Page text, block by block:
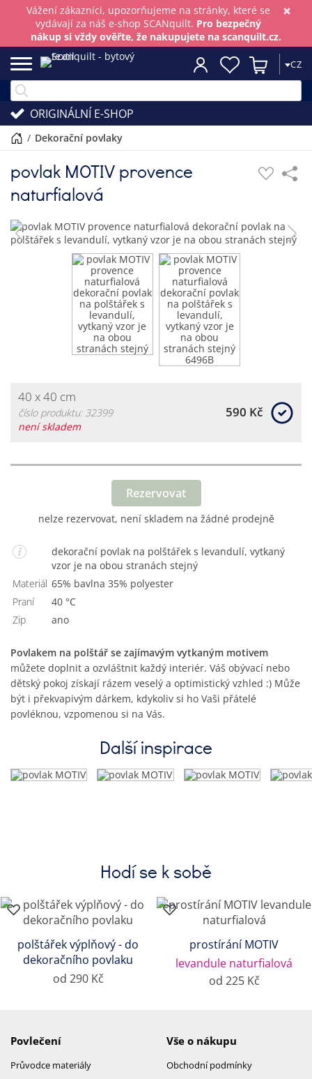
×
Vážení zákazníci, upozorňujeme na stránky, které se
vydávají za náš e-shop SCANquilt. Pro bezpečný
nákup si vždy ověřte, že nakupujete na scanquilt.cz.
CZ
ORIGINÁLNÍ E-SHOP
/ dekorační povlaky
povlak MOTIV provence
naturfialová
40 x 40 cm
číslo produktu: 32399
není skladem
590 Kč
Rezervovat
nelze rezervovat, není skladem na žádné prodejně
dekorační povlak na polštářek s levandulí, vytkaný
vzor je na obou stranách stejný
Materiál
65% bavlna 35% polyester
Praní
40 °C
Zip
Ano
Povlakem na polštář se zajímavým vytkaným motivem
můžete doplnit a ozvláštnit každý interiér. Váš obývací nebo
dětský pokoj získají rázem veselý a optimistický vzhled :) Může
být i překvapivým dárkem, kdykoliv si ho Vaši přátelé
povléknou, vzpomenou si na Vás.
Další inspirace
Hodí se k sobě
polštářek výplňový - do
dekoračního povlaku
od 290 Kč
prostírání MOTIV
levandule naturfialová
od 225 Kč
Povlečení
Průvodce materiály
Vše o nákupu
Obchodní podmínky